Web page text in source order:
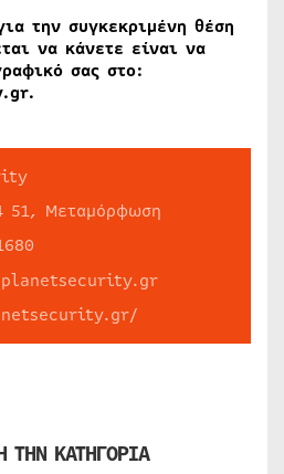
την συγκεκριμένη θέση
να κάνετε είναι να
σας στο:
51, Μεταμόρφωση
ΤΗΝ ΚΑΤΗΓΟΡΙΑ